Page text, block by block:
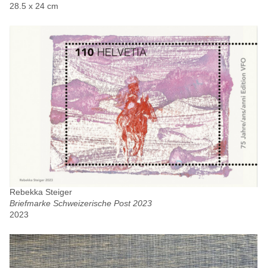
28.5 x 24 cm
Rebekka Steiger
Briefmarke Schweizerische Post 2023
2023